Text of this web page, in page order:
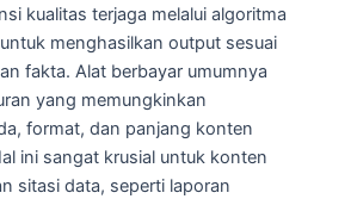
kualitas terjaga melalui algoritma
menghasilkan output sesuai
fakta. Alat berbayar umumnya
yang memungkinkan
format, dan panjang konten
ini sangat krusial untuk konten
sitasi data, seperti laporan